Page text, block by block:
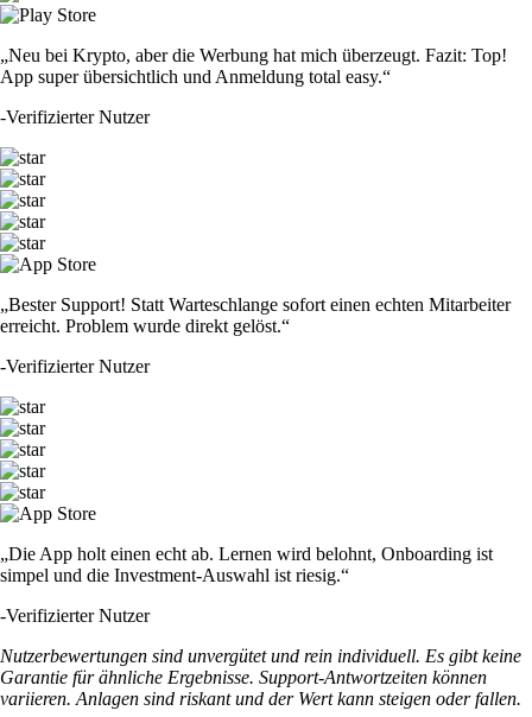
„Neu bei Krypto, aber die Werbung hat mich überzeugt. Fazit: Top!
App super übersichtlich und Anmeldung total easy.“
-Verifizierter Nutzer
„Bester Support! Statt Warteschlange sofort einen echten Mitarbeiter
erreicht. Problem wurde direkt gelöst.“
-Verifizierter Nutzer
„Die App holt einen echt ab. Lernen wird belohnt, Onboarding ist
simpel und die Investment-Auswahl ist riesig.“
-Verifizierter Nutzer
Nutzerbewertungen sind unvergütet und rein individuell. Es gibt keine
Garantie für ähnliche Ergebnisse. Support-Antwortzeiten können
variieren. Anlagen sind riskant und der Wert kann steigen oder fallen.